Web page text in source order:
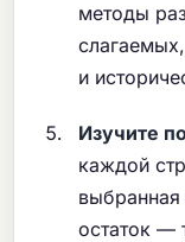
методы
и
Изучите
каждой
остаток —